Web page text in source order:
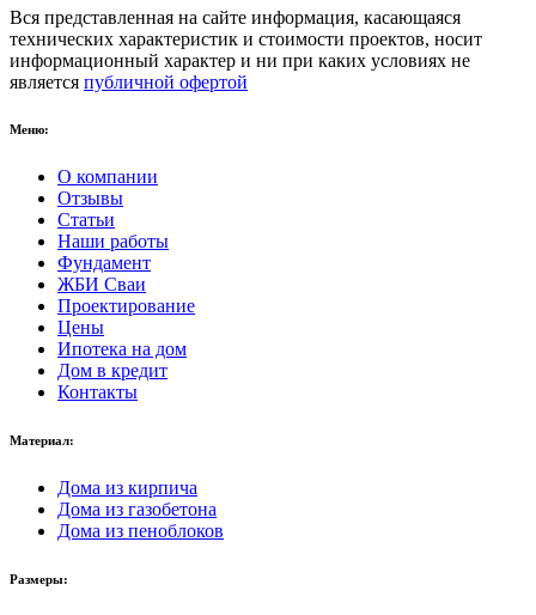
Вся представленная на сайте информация, касающаяся
технических характеристик и стоимости проектов, носит
информационный характер и ни при каких условиях не
является публичной офертой
Меню:
О компании
Отзывы
Статьи
Наши работы
Фундамент
ЖБИ Сваи
Проектирование
Цены
Ипотека на дом
Дом в кредит
Контакты
Материал:
Дома из кирпича
Дома из газобетона
Дома из пеноблоков
Размеры: